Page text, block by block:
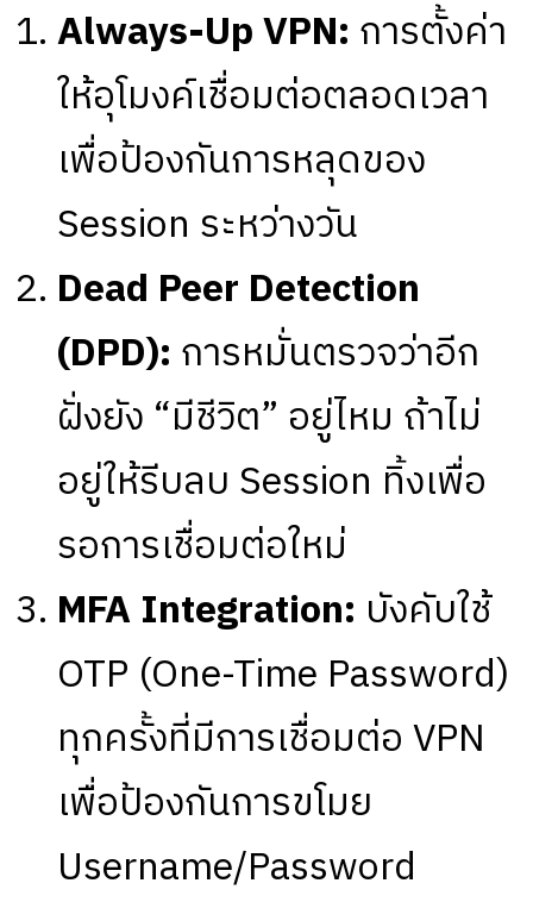
Always-Up VPN: การตั้งค่า
ให้อุโมงค์เชื่อมต่อตลอดเวลา
เพื่อป้องกันการหลุดของ
Session ระหว่างวัน
Dead Peer Detection
(DPD): การหมั่นตรวจว่าอีก
ฝั่งยัง “มีชีวิต” อยู่ไหม ถ้าไม่
อยู่ให้รีบลบ Session ทิ้งเพื่อ
รอการเชื่อมต่อใหม่
MFA Integration: บังคับใช้
OTP (One-Time Password)
ทุกครั้งที่มีการเชื่อมต่อ VPN
เพื่อป้องกันการขโมย
Username/Password